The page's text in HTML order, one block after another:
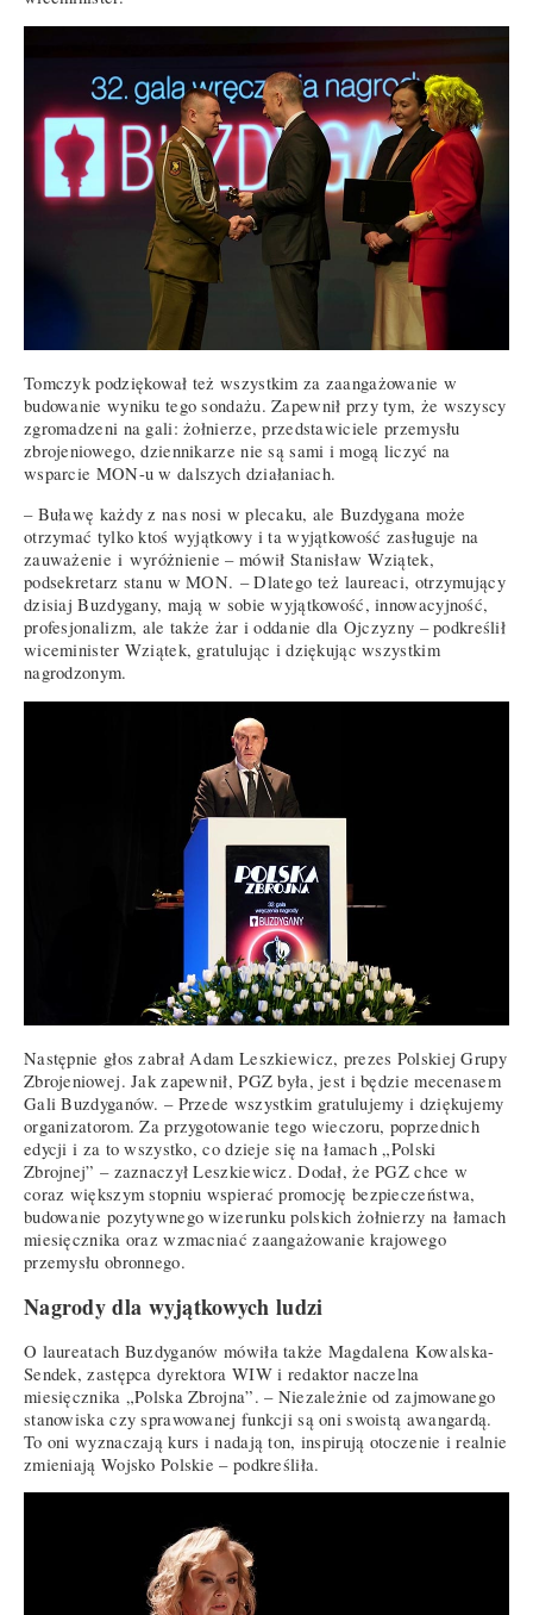
Tomczyk podziękował też wszystkim za zaangażowanie w
budowanie wyniku tego sondażu. Zapewnił przy tym, że wszyscy
zgromadzeni na gali: żołnierze, przedstawiciele przemysłu
zbrojeniowego, dziennikarze nie są sami i mogą liczyć na
wsparcie MON-u w dalszych działaniach.
– Buławę każdy z nas nosi w plecaku, ale Buzdygana może
otrzymać tylko ktoś wyjątkowy i ta wyjątkowość zasługuje na
zauważenie i wyróżnienie – mówił Stanisław Wziątek,
podsekretarz stanu w MON. – Dlatego też laureaci, otrzymujący
dzisiaj Buzdygany, mają w sobie wyjątkowość, innowacyjność,
profesjonalizm, ale także żar i oddanie dla Ojczyzny – podkreślił
wiceminister Wziątek, gratulując i dziękując wszystkim
nagrodzonym.
Następnie głos zabrał Adam Leszkiewicz, prezes Polskiej Grupy
Zbrojeniowej. Jak zapewnił, PGZ była, jest i będzie mecenasem
Gali Buzdyganów. – Przede wszystkim gratulujemy i dziękujemy
organizatorom. Za przygotowanie tego wieczoru, poprzednich
edycji i za to wszystko, co dzieje się na łamach „Polski
Zbrojnej” – zaznaczył Leszkiewicz. Dodał, że PGZ chce w
coraz większym stopniu wspierać promocję bezpieczeństwa,
budowanie pozytywnego wizerunku polskich żołnierzy na łamach
miesięcznika oraz wzmacniać zaangażowanie krajowego
przemysłu obronnego.
Nagrody dla wyjątkowych ludzi
O laureatach Buzdyganów mówiła także Magdalena Kowalska-
Sendek, zastępca dyrektora WIW i redaktor naczelna
miesięcznika „Polska Zbrojna”. – Niezależnie od zajmowanego
stanowiska czy sprawowanej funkcji są oni swoistą awangardą.
To oni wyznaczają kurs i nadają ton, inspirują otoczenie i realnie
zmieniają Wojsko Polskie – podkreśliła.